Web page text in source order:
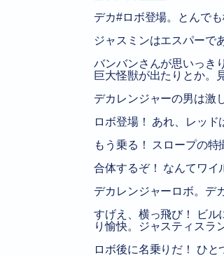
デカ#ロボ登場。とんでも
ジャスミンはエスパーで
バンバンさんが思いっき
巨大怪獣が出たりとか。
デカレンジャーの男は激
ロボ登場！ あれ、レッド
もう乗る！ スロープの特
合体するぞ！ なんてワイ
デカレンジャーロボ。デ
すげえ、横っ飛び！ ビル
り愉快。ジャスティスラ
ロボ後に名乗りだ！ ひと